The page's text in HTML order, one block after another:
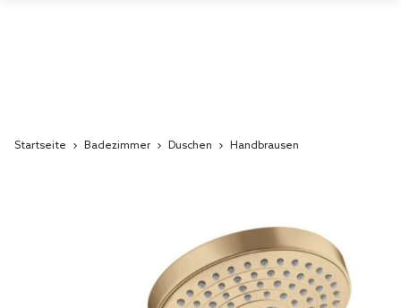
Startseite Badezimmer Duschen Handbrausen